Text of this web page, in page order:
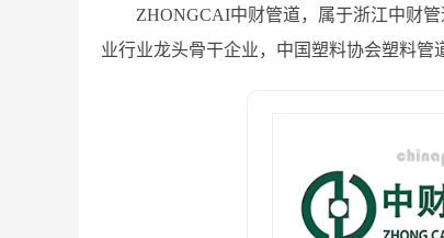
ZHONGCAI中财管道，属于浙江中财
业行业龙头骨干企业，中国塑料协会塑料管